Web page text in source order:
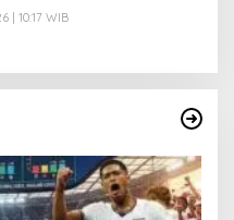
| 10:17 WIB